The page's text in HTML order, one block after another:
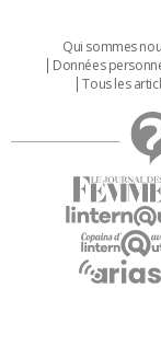
Qui sommes
Données
Tous les